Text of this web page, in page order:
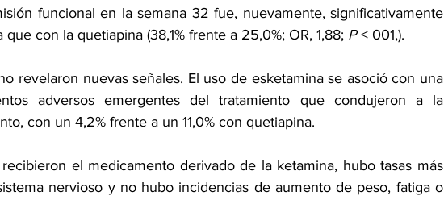
funcional en la semana 32 fue, nuevamente, significativamente
con la quetiapina (38,1% frente a 25,0%; OR, 1,88; P < 001,).
revelaron nuevas señales. El uso de esketamina se asoció con una
adversos emergentes del tratamiento que condujeron a la
con un 4,2% frente a un 11,0% con quetiapina.
el medicamento derivado de la ketamina, hubo tasas más
nervioso y no hubo incidencias de aumento de peso, fatiga o